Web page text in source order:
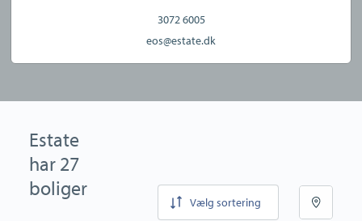
3072 6005
eos@estate.dk
Estate
har 27
boliger
Vælg sortering